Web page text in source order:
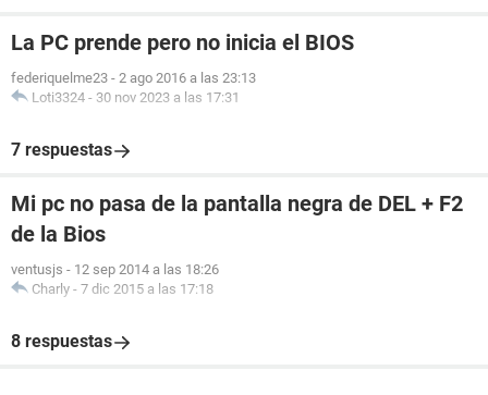
La PC prende pero no inicia el BIOS
federiquelme23 - 2 ago 2016 a las 23:13
Loti3324 - 30 nov 2023 a las 17:31
7 respuestas
Mi pc no pasa de la pantalla negra de DEL + F2
de la Bios
ventusjs - 12 sep 2014 a las 18:26
Charly - 7 dic 2015 a las 17:18
8 respuestas